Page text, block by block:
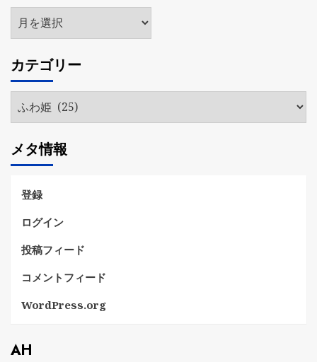
ア
ー
イ
ブ
カテゴリー
テ
リ
ー
メタ情報
登録
ログイン
投稿フィード
コメントフィード
WordPress.org
AH